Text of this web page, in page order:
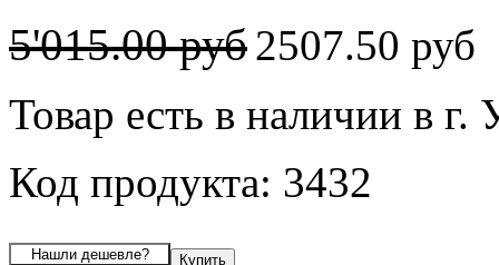
5'015.00 руб2507.50 руб
Товар есть в наличии в г.
Код продукта: 3432